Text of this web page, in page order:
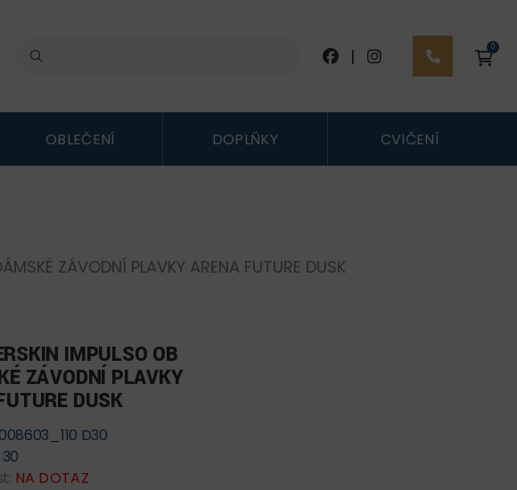
| 0
OBLEČENÍ DOPLŇKY CVIČENÍ
ZÁVODNÍ PLAVKY ARENA FUTURE DUSK
IMPULSO OB
ZÁVODNÍ PLAVKY
DUSK
D30
NA DOTAZ